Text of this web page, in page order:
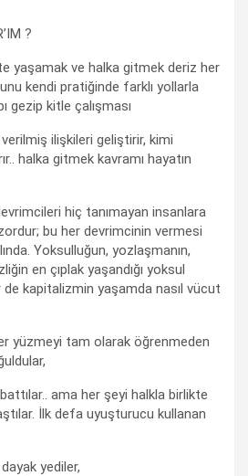
?
yaşamak ve halka gitmek deriz her
kendi pratiğinde farklı yollarla
gezip kitle çalışması
ilişkileri geliştirir, kimi
halka gitmek kavramı hayatın
hiç tanımayan insanlara
bu her devrimcinin vermesi
Yoksulluğun, yozlaşmanın,
en çıplak yaşandığı yoksul
kapitalizmin yaşamda nasıl vücut
yüzmeyi tam olarak öğrenmeden
ama her şeyi halkla birlikte
İlk defa uyuşturucu kullanan
yediler,